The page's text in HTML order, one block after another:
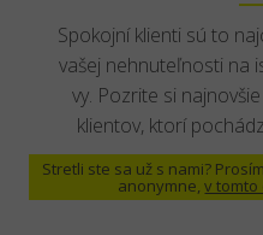
Spokojní klienti sú to
vašej nehnuteľnosti na
vy. Pozrite si
klientov, ktorí
Stretli ste sa už s nami?
anonymne,v